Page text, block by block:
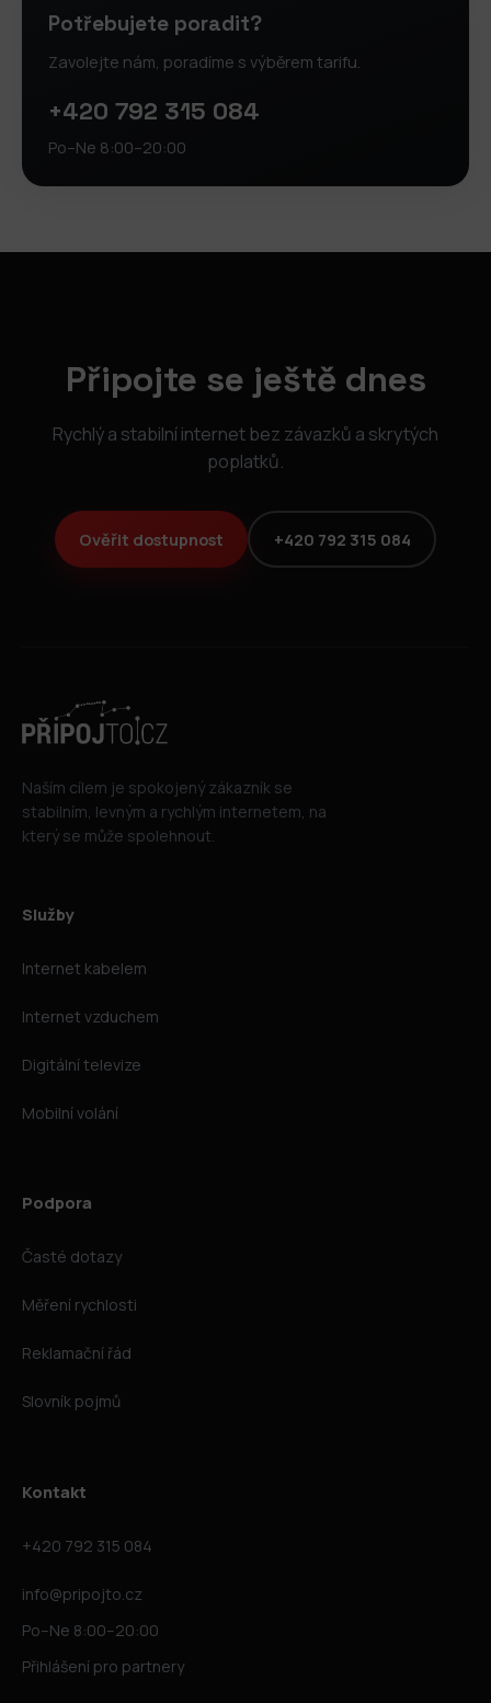
Potřebujete poradit?
Zavolejte nám, poradíme s výběrem tarifu.
+420 792 315 084
Po–Ne 8:00–20:00
Připojte se ještě dnes
Rychlý a stabilní internet bez závazků a skrytých
poplatků.
Ověřit dostupnost +420 792 315 084
Naším cílem je spokojený zákazník se
stabilním, levným a rychlým internetem, na
který se může spolehnout.
Služby
Internet kabelem
Internet vzduchem
Digitální televize
Mobilní volání
Podpora
Časté dotazy
Měření rychlosti
Reklamační řád
Slovník pojmů
Kontakt
+420 792 315 084
info@pripojto.cz
Po–Ne 8:00–20:00
Přihlášení pro partnery